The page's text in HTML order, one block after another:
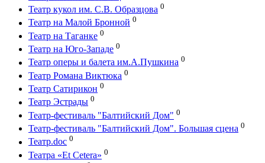
Театр кукол им. С.В. Образцова 0
Театр на Малой Бронной 0
Театр на Таганке 0
Театр на Юго-Западе 0
Театр оперы и балета им.А.Пушкина 0
Театр Романа Виктюка 0
Театр Сатирикон 0
Театр Эстрады 0
Театр-фестиваль "Балтийский Дом" 0
Театр-фестиваль "Балтийский Дом". Большая сцена 0
Театр.doc 0
Театра «Et Cetera» 0